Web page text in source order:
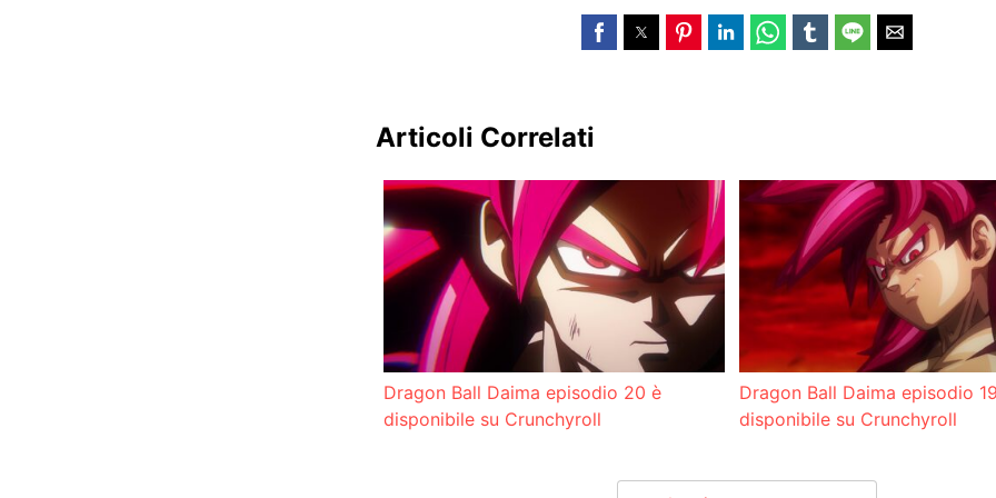
Articoli Correlati
Dragon Ball Daima episodio 20 è
disponibile su Crunchyroll
Dragon Ball Daima episodio
disponibile su Crunchyroll